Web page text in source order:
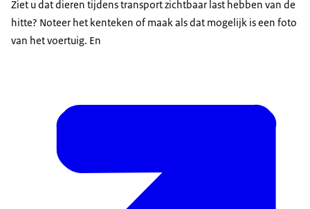
Ziet u dat dieren tijdens transport zichtbaar last hebben van de
hitte? Noteer het kenteken of maak als dat mogelijk is een foto
van het voertuig. En